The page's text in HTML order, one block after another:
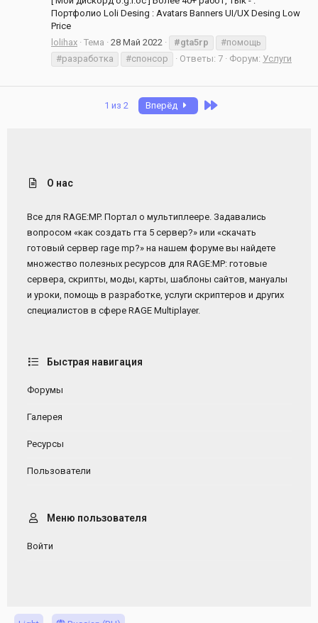
Портфолио Loli Desing : Avatars Banners UI/UX Desing Low
Price
lolihax Тема 28 Май 2022 #gta5rp
#помощь
#разработка
#спонсор Ответы: 7 Форум: Услуги
1 из 2 Вперёд Last
О нас
Все для RAGE:MP. Портал о мультиплеере. Задавались
вопросом «как создать гта 5 сервер?» или «скачать
готовый сервер rage mp?» на нашем форуме вы найдете
множество полезных ресурсов для RAGE:MP: готовые
сервера, скрипты, моды, карты, шаблоны сайтов, мануалы
и уроки, помощь в разработке, услуги скриптеров и других
специалистов в сфере RAGE Multiplayer.
Быстрая навигация
Форумы
Галерея
Ресурсы
Пользователи
Меню пользователя
Войти